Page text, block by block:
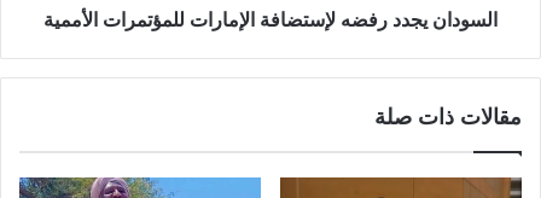
السودان يجدد رفضه لإستضافة الإمارات للمؤتمرات الأممية
مقالات ذات صلة